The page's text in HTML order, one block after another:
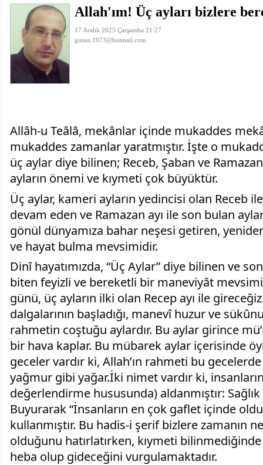
istiyor
19:06- Öter: Maneviyatı ve ahlaki yapıyı bozan en
- MARSU, Kabala Mahallesi'nin Yaklaşık 40
18:14- VEFAT • Mehmet Ata Baştuğ
Allah'ım! Üç ayları bizlere
17 Aralık 2025 Çarşamba 21:27
gunes.1973@hotmail.com
Allâh-u Teâlâ, mekânlar içinde mukaddes
mukaddes zamanlar yaratmıştır. İşte o
üç aylar diye bilinen; Receb, Şaban ve
ayların önemi ve kıymeti çok büyüktür.
Üç aylar, kameri ayların yedincisi olan Receb
devam eden ve Ramazan ayı ile son bulan
gönül dünyamıza bahar neşesi getiren,
ve hayat bulma mevsimidir.
Dinî hayatımızda, “Üç Aylar” diye bilinen ve
biten feyizli ve bereketli bir maneviyât
günü, üç ayların ilki olan Recep ayı ile
dalgalarının başladığı, manevî huzur ve
rahmetin coştuğu aylardır. Bu aylar girince
bir hava kaplar. Bu mübarek aylar içerisinde
geceler vardır ki, Allah’ın rahmeti bu
yağmur gibi yağar.İki nimet vardır ki,
değerlendirme hususunda) aldanmıştır:
Buyurarak “İnsanların en çok gaflet içinde
kullanmıştır. Bu hadis-i şerif bizlere zamanın
olduğunu hatırlatırken, kıymeti
heba olup gideceğini vurgulamaktadır.